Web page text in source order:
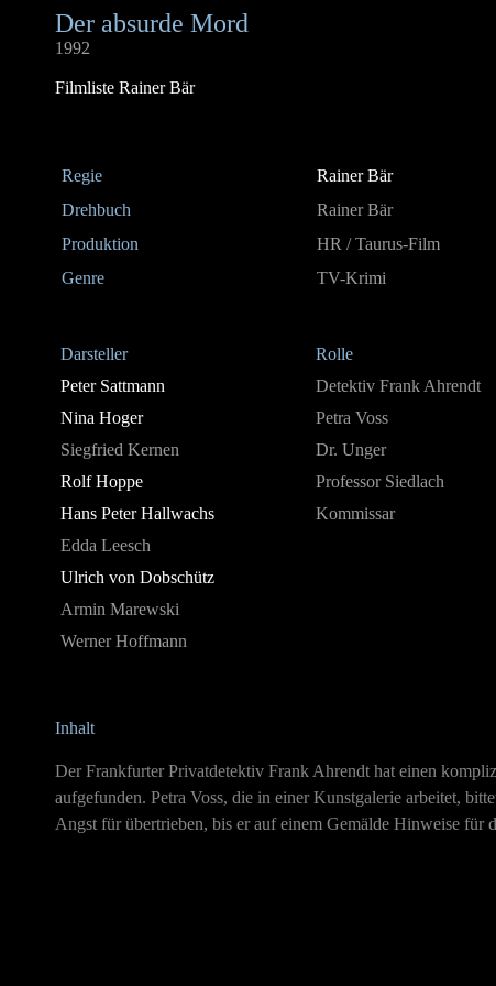
Der absurde Mord
1992
Filmliste Rainer Bär
Regie
Rainer Bär
Drehbuch
Rainer Bär
Produktion
HR / Taurus-Film
Genre
TV-Krimi
Darsteller
Rolle
Peter Sattmann
Detektiv Frank Ahrendt
Nina Hoger
Petra Voss
Siegfried Kernen
Dr. Unger
Rolf Hoppe
Professor Siedlach
Hans Peter Hallwachs
Kommissar
Edda Leesch
Ulrich von Dobschütz
Armin Marewski
Werner Hoffmann
Inhalt
Der Frankfurter Privatdetektiv Frank Ahrendt hat einen
aufgefunden. Petra Voss, die in einer Kunstgalerie arbeitet,
Angst für übertrieben, bis er auf einem Gemälde Hinweise für